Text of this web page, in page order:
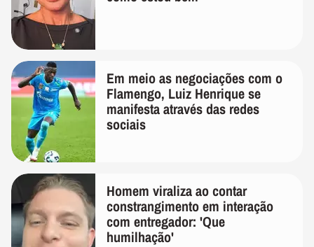
Em meio as negociações com o
Flamengo, Luiz Henrique se
manifesta através das redes
sociais
Homem viraliza ao contar
constrangimento em interação
com entregador: 'Que
humilhação'